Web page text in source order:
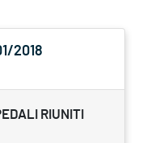
2018
RIUNITI